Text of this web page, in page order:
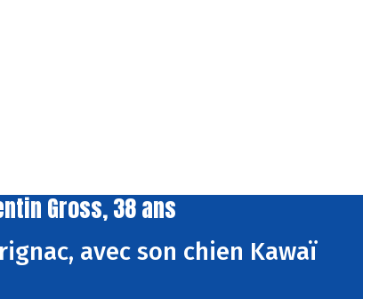
Gross, 38 ans
avec son chien Kawaï